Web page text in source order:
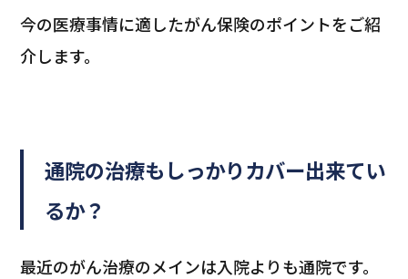
今の医療事情に適したがん保険のポイントをご紹
介します。
通院の治療もしっかりカバー出来てい
るか？
最近のがん治療のメインは入院よりも通院です。